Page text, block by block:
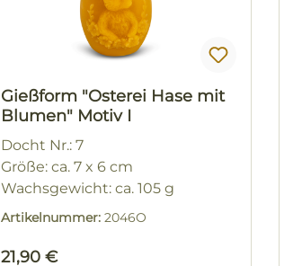
Gießform "Osterei Hase mit
Blumen" Motiv I
Docht Nr.: 7
Größe: ca. 7 x 6 cm
Wachsgewicht: ca. 105 g
Artikelnummer: 2046O
Regulärer Preis:
21,90 €